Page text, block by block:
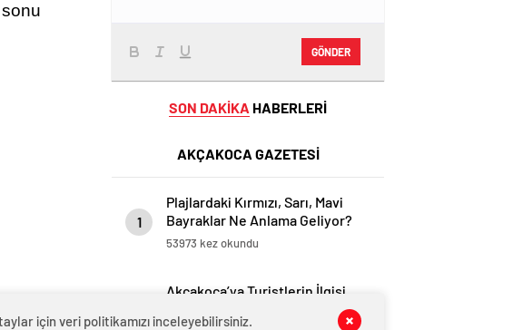
GÖNDER
SON DAKİKA HABERLERİ
AKÇAKOCA GAZETESİ
1
Plajlardaki Kırmızı, Sarı, Mavi
Bayraklar Ne Anlama Geliyor?
53973 kez okundu
Akçakoca’ya Turistlerin İlgisi
Bayram Sonrasında da Devam
Ediyor
için veri politikamızı inceleyebilirsiniz.